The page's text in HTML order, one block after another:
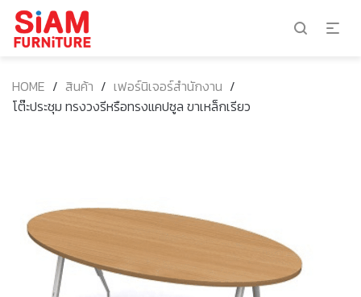
HOME / สินค้า / เฟอร์นิเจอร์สำนักงาน /
โต๊ะประชุม ทรงวงรีหรือทรงแคปซูล ขาเหล็กเรียว